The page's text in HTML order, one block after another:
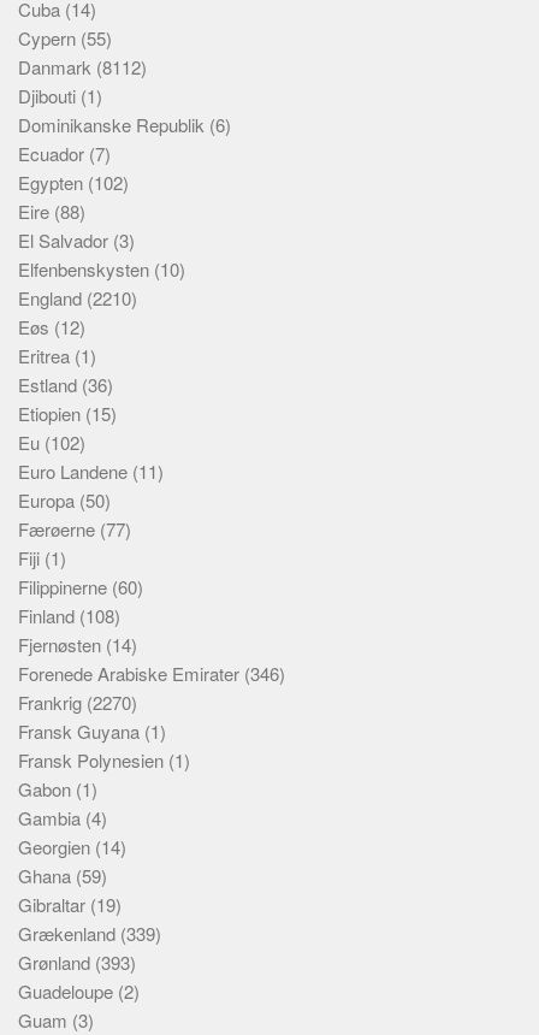
Cuba (14)
Cypern (55)
Danmark (8112)
Djibouti (1)
Dominikanske Republik (6)
Ecuador (7)
Egypten (102)
Eire (88)
El Salvador (3)
Elfenbenskysten (10)
England (2210)
Eøs (12)
Eritrea (1)
Estland (36)
Etiopien (15)
Eu (102)
Euro Landene (11)
Europa (50)
Færøerne (77)
Fiji (1)
Filippinerne (60)
Finland (108)
Fjernøsten (14)
Forenede Arabiske Emirater (346)
Frankrig (2270)
Fransk Guyana (1)
Fransk Polynesien (1)
Gabon (1)
Gambia (4)
Georgien (14)
Ghana (59)
Gibraltar (19)
Grækenland (339)
Grønland (393)
Guadeloupe (2)
Guam (3)